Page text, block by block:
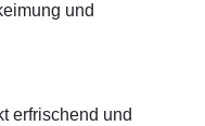
und
erfrischend und